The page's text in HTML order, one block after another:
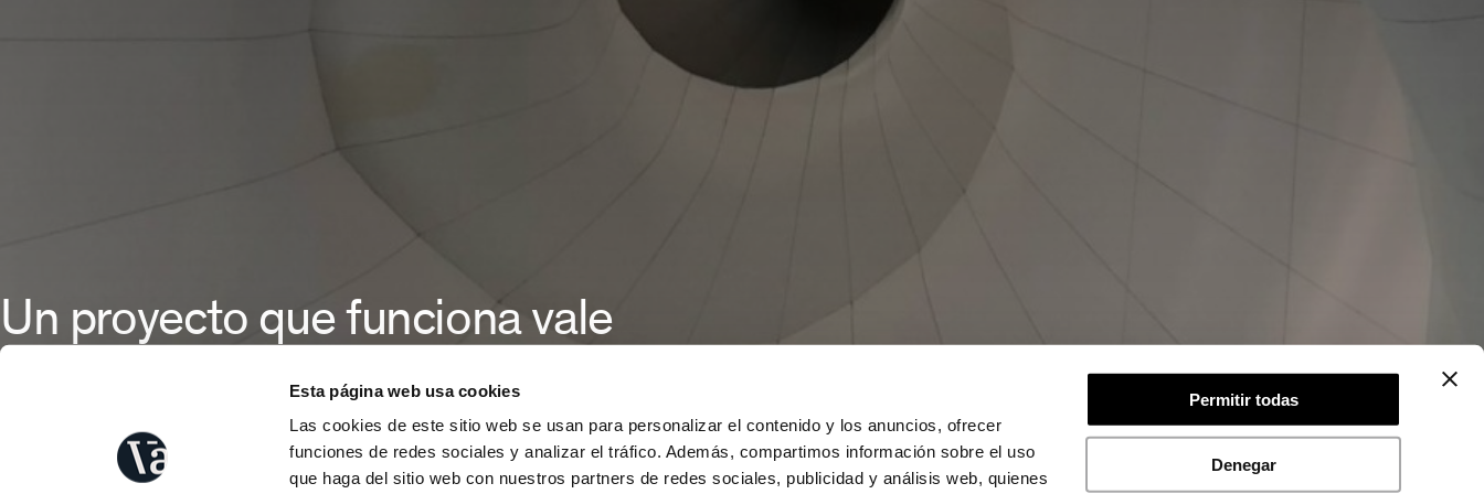
Esta página web usa cookies
Las cookies de este sitio web se usan para personalizar el contenido y los anuncios, ofrecer
funciones de redes sociales y analizar el tráfico. Además, compartimos información sobre el uso
que haga del sitio web con nuestros partners de redes sociales, publicidad y análisis web, quienes
Permitir todas
Denegar
Un proyecto que funciona vale
más que mil palabras.